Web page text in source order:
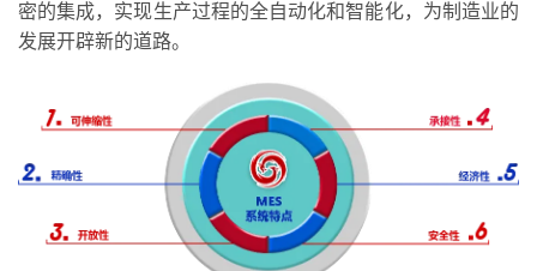
密的集成，实现生产过程的全自动化和智能化，为制造业的
发展开辟新的道路。